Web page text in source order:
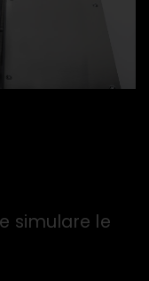
simulare le